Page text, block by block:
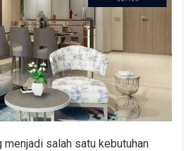
salah satu kebutuhan